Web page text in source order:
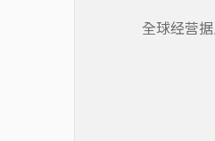
全球经营